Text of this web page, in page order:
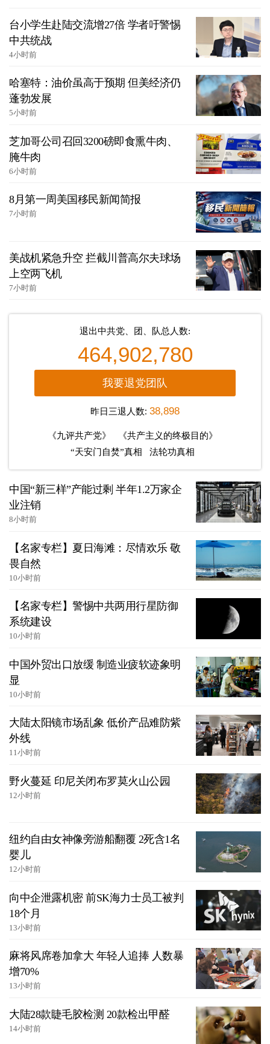
台小学生赴陆交流增27倍 学者吁警惕
中共统战
4小时前
哈塞特：油价虽高于预期 但美经济仍
蓬勃发展
5小时前
芝加哥公司召回3200磅即食熏牛肉、
腌牛肉
6小时前
8月第一周美国移民新闻简报
7小时前
美战机紧急升空 拦截川普高尔夫球场
上空两飞机
7小时前
退出中共党、团、队总人数:
464,902,780
我要退党团队
昨日三退人数: 38,898
《九评共产党》
《共产主义的终极目的》
“天安门自焚”真相
法轮功真相
中国“新三样”产能过剩 半年1.2万家企
业注销
8小时前
【名家专栏】夏日海滩：尽情欢乐 敬
畏自然
10小时前
【名家专栏】警惕中共两用行星防御
系统建设
10小时前
中国外贸出口放缓 制造业疲软迹象明
显
10小时前
大陆太阳镜市场乱象 低价产品难防紫
外线
11小时前
野火蔓延 印尼关闭布罗莫火山公园
12小时前
纽约自由女神像旁游船翻覆 2死含1名
婴儿
12小时前
向中企泄露机密 前SK海力士员工被判
18个月
13小时前
麻将风席卷加拿大 年轻人追捧 人数暴
增70%
13小时前
大陆28款睫毛胶检测 20款检出甲醛
14小时前